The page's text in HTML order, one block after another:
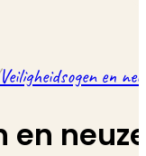
Veiligheidsogen en
en